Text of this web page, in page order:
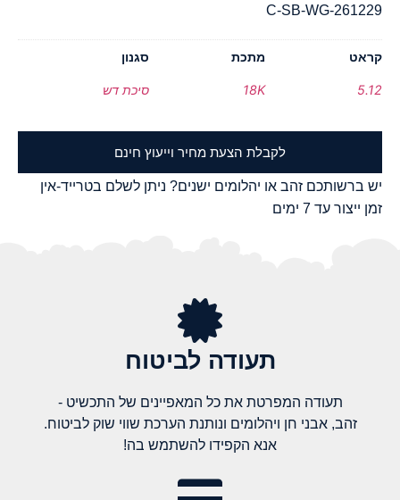
C-SB-WG-261229
קראט
5.12
מתכת
18K
סגנון
סיכת דש
לקבלת הצעת מחיר וייעוץ חינם
יש ברשותכם זהב או יהלומים ישנים? ניתן לשלם בטרייד-אין
זמן ייצור עד 7 ימים
תעודה לביטוח
תעודה המפרטת את כל המאפיינים של התכשיט -
זהב, אבני חן ויהלומים ונותנת הערכת שווי שוק לביטוח.
אנא הקפידו להשתמש בה!